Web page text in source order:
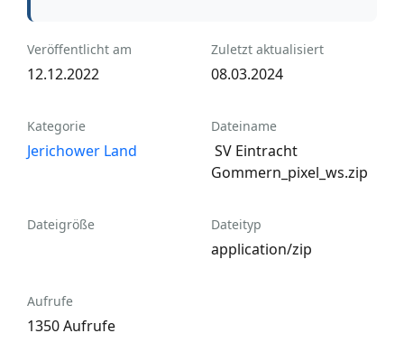
Veröffentlicht am
12.12.2022
Zuletzt aktualisiert
08.03.2024
Kategorie
Jerichower Land
Dateiname
‍ SV Eintracht
Gommern_pixel_ws.zip
Dateigröße Dateityp
application/zip
Aufrufe
1350 Aufrufe